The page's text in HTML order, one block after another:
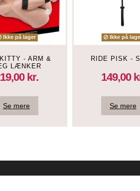
Ikke på lager
- ARM &
LÆNKER
kr.
Se mere
Ikke på
RIDE PISK -
149,00
Se mere